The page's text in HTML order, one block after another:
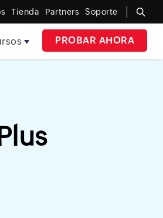
Tienda Partners Soporte
PROBAR AHORA